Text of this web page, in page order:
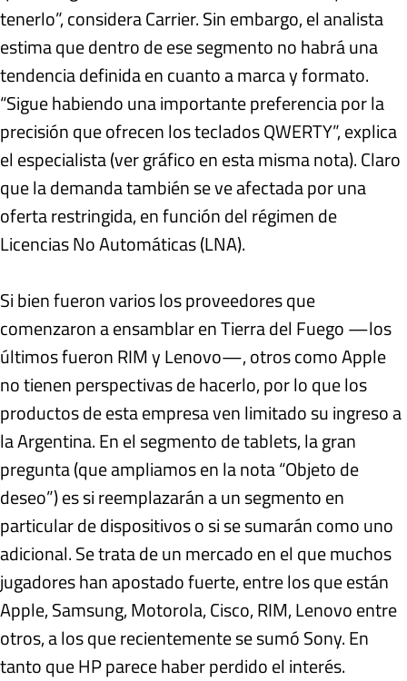
tenerlo”, considera Carrier. Sin embargo, el analista
estima que dentro de ese segmento no habrá una
tendencia definida en cuanto a marca y formato.
“Sigue habiendo una importante preferencia por la
precisión que ofrecen los teclados QWERTY”, explica
el especialista (ver gráfico en esta misma nota). Claro
que la demanda también se ve afectada por una
oferta restringida, en función del régimen de
Licencias No Automáticas (LNA).
Si bien fueron varios los proveedores que
comenzaron a ensamblar en Tierra del Fuego —los
últimos fueron RIM y Lenovo—, otros como Apple
no tienen perspectivas de hacerlo, por lo que los
productos de esta empresa ven limitado su ingreso a
la Argentina. En el segmento de tablets, la gran
pregunta (que ampliamos en la nota “Objeto de
deseo”) es si reemplazarán a un segmento en
particular de dispositivos o si se sumarán como uno
adicional. Se trata de un mercado en el que muchos
jugadores han apostado fuerte, entre los que están
Apple, Samsung, Motorola, Cisco, RIM, Lenovo entre
otros, a los que recientemente se sumó Sony. En
tanto que HP parece haber perdido el interés.